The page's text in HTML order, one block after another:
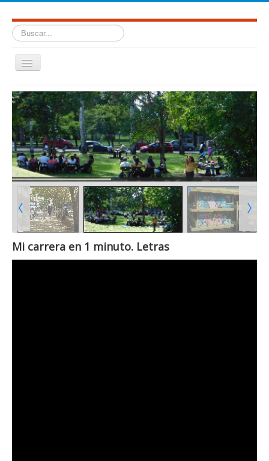
Buscar...
Cambiar
navegación
≡
Mi carrera en 1 minuto. Letras